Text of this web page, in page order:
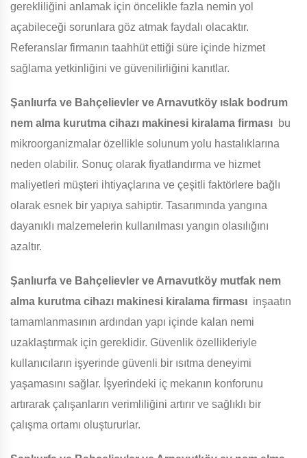
gerekliliğini anlamak için öncelikle fazla nemin yol
açabileceği sorunlara göz atmak faydalı olacaktır.
Referanslar firmanın taahhüt ettiği süre içinde hizmet
sağlama yetkinliğini ve güvenilirliğini kanıtlar.
Şanlıurfa ve Bahçelievler ve Arnavutköy ıslak bodrum
nem alma kurutma cihazı makinesi kiralama firması bu
mikroorganizmalar özellikle solunum yolu hastalıklarına
neden olabilir. Sonuç olarak fiyatlandırma ve hizmet
maliyetleri müşteri ihtiyaçlarına ve çeşitli faktörlere bağlı
olarak esnek bir yapıya sahiptir. Tasarımında yangına
dayanıklı malzemelerin kullanılması yangın olasılığını
azaltır.
Şanlıurfa ve Bahçelievler ve Arnavutköy mutfak nem
alma kurutma cihazı makinesi kiralama firması inşaatın
tamamlanmasının ardından yapı içinde kalan nemi
uzaklaştırmak için gereklidir. Güvenlik özellikleriyle
kullanıcıların işyerinde güvenli bir ısıtma deneyimi
yaşamasını sağlar. İşyerindeki iç mekanın konforunu
artırarak çalışanların verimliliğini artırır ve sağlıklı bir
çalışma ortamı oluştururlar.